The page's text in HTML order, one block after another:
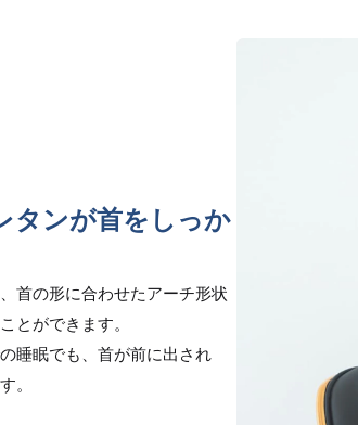
タンが首をしっか
首の形に合わせたアーチ形状
とができます。
睡眠でも、首が前に出され
。